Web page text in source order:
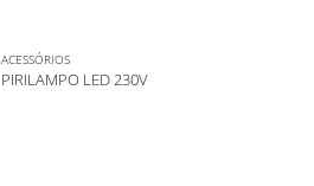
ACESSÓRIOS
PIRILAMPO LED 230V